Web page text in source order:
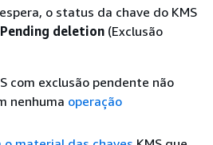
o status da chave do KMS
Pending deletion (Exclusão
com exclusão pendente não
nenhuma operação